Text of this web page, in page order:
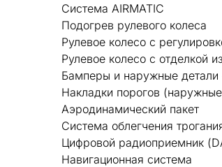
Система AIRMATIC
Подогрев рулевого колеса
Рулевое колесо с
Рулевое колесо с отделкой
Бамперы и наружные детали
Накладки порогов
Аэродинамический пакет
Система облегчения
Цифровой радиоприемник
Навигационная система